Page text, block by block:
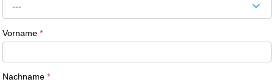
---
Vorname*
Nachname*